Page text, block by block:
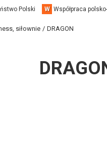
Polski W Współpraca
siłownie DRAGON